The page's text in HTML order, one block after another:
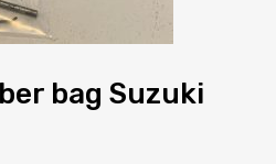
bag Suzuki